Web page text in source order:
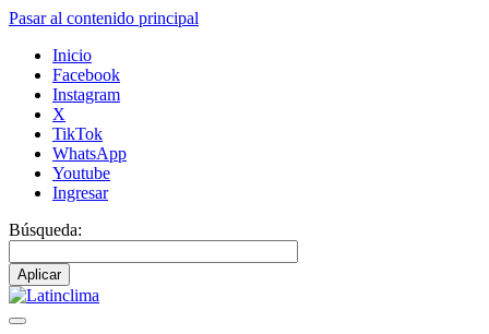
Pasar al contenido principal
Inicio
Facebook
Instagram
X
TikTok
WhatsApp
Youtube
Ingresar
Búsqueda: